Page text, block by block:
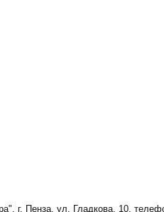
г. Пенза, ул. Гладкова, 10,